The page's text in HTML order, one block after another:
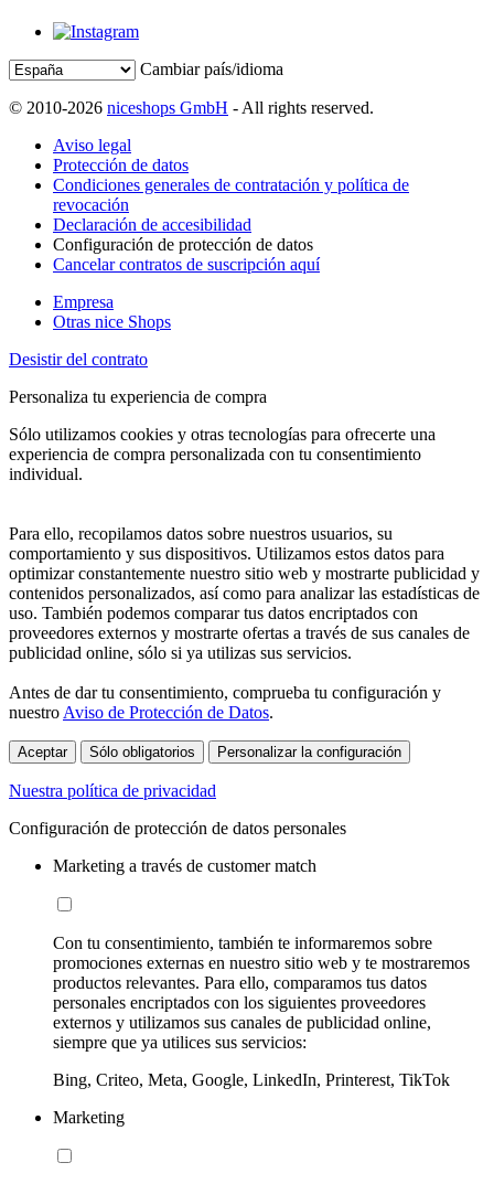
Cambiar país/idioma
© 2010-2026 niceshops GmbH - All rights reserved.
Aviso legal
Protección de datos
Condiciones generales de contratación y política de
revocación
Declaración de accesibilidad
Configuración de protección de datos
Cancelar contratos de suscripción aquí
Empresa
Otras nice Shops
Desistir del contrato
Personaliza tu experiencia de compra
Sólo utilizamos cookies y otras tecnologías para ofrecerte una
experiencia de compra personalizada con tu consentimiento
individual.
Para ello, recopilamos datos sobre nuestros usuarios, su
comportamiento y sus dispositivos. Utilizamos estos datos para
optimizar constantemente nuestro sitio web y mostrarte publicidad y
contenidos personalizados, así como para analizar las estadísticas de
uso. También podemos comparar tus datos encriptados con
proveedores externos y mostrarte ofertas a través de sus canales de
publicidad online, sólo si ya utilizas sus servicios.
Antes de dar tu consentimiento, comprueba tu configuración y
nuestroAviso de Protección de Datos.
Aceptar Sólo obligatorios Personalizar la configuración
Nuestra política de privacidad
Configuración de protección de datos personales
Marketing a través de customer match
Con tu consentimiento, también te informaremos sobre
promociones externas en nuestro sitio web y te mostraremos
productos relevantes. Para ello, comparamos tus datos
personales encriptados con los siguientes proveedores
externos y utilizamos sus canales de publicidad online,
siempre que ya utilices sus servicios:
Bing, Criteo, Meta, Google, LinkedIn, Printerest, TikTok
Marketing